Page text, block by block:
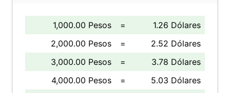
1,000.00 Pesos =
1.26 Dólares
2,000.00 Pesos
=
2.52 Dólares
3,000.00 Pesos
=
3.78 Dólares
4,000.00 Pesos
=
5.03 Dólares